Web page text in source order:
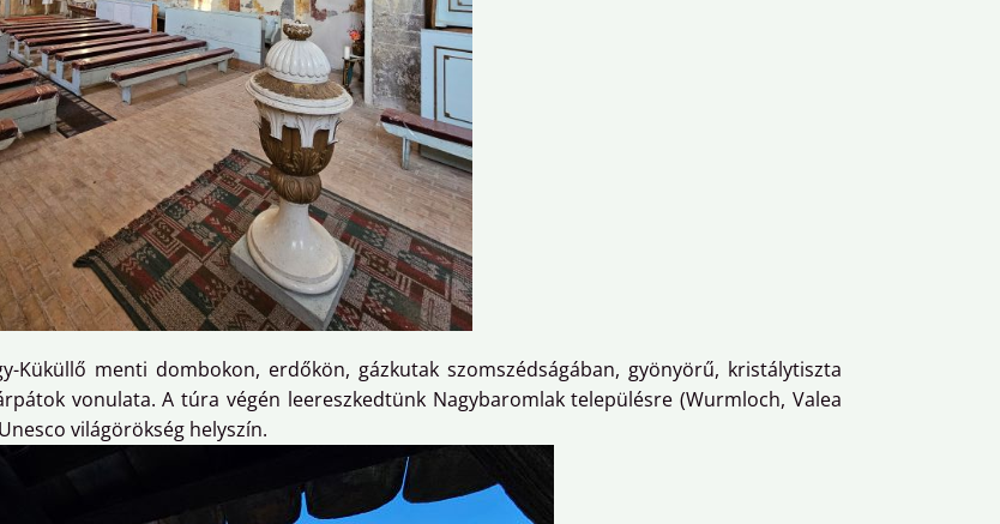
Küküllő menti dombokon, erdőkön, gázkutak szomszédságában, gyönyörű, kristálytiszta
vonulata. A túra végén leereszkedtünk Nagybaromlak településre (Wurmloch, Valea
világörökség helyszín.